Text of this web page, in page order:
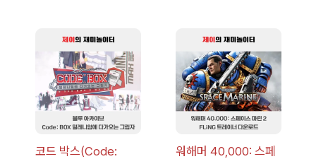
코드 박스(Code:
워해머 40,000: 스페